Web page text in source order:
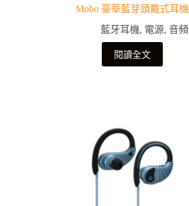
Mobo 豪華藍芽頭戴式耳機
藍牙耳機, 電源, 音頻
閱讀全文